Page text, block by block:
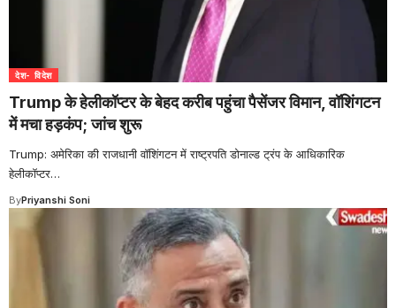
देश- विदेश
Trump के हेलीकॉप्टर के बेहद करीब पहुंचा पैसेंजर विमान, वॉशिंगटन
में मचा हड़कंप; जांच शुरू
Trump: अमेरिका की राजधानी वॉशिंगटन में राष्ट्रपति डोनाल्ड ट्रंप के आधिकारिक
हेलीकॉप्टर…
ByPriyanshi Soni